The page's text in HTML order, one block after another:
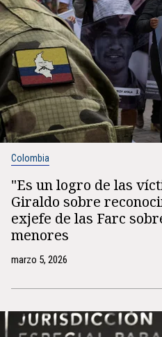
Colombia
"Es un logro de las
Giraldo sobre
exjefe de las Farc
menores
marzo 5, 2026